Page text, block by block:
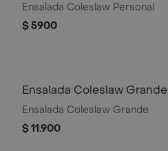
Ensalada Coleslaw Personal
$ 5900
Ensalada Coleslaw Grande
Ensalada Coleslaw Grande
$ 11.900